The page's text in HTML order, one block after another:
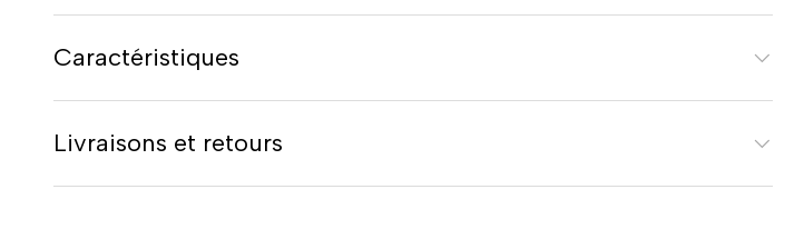
Caractéristiques
Livraisons et retours